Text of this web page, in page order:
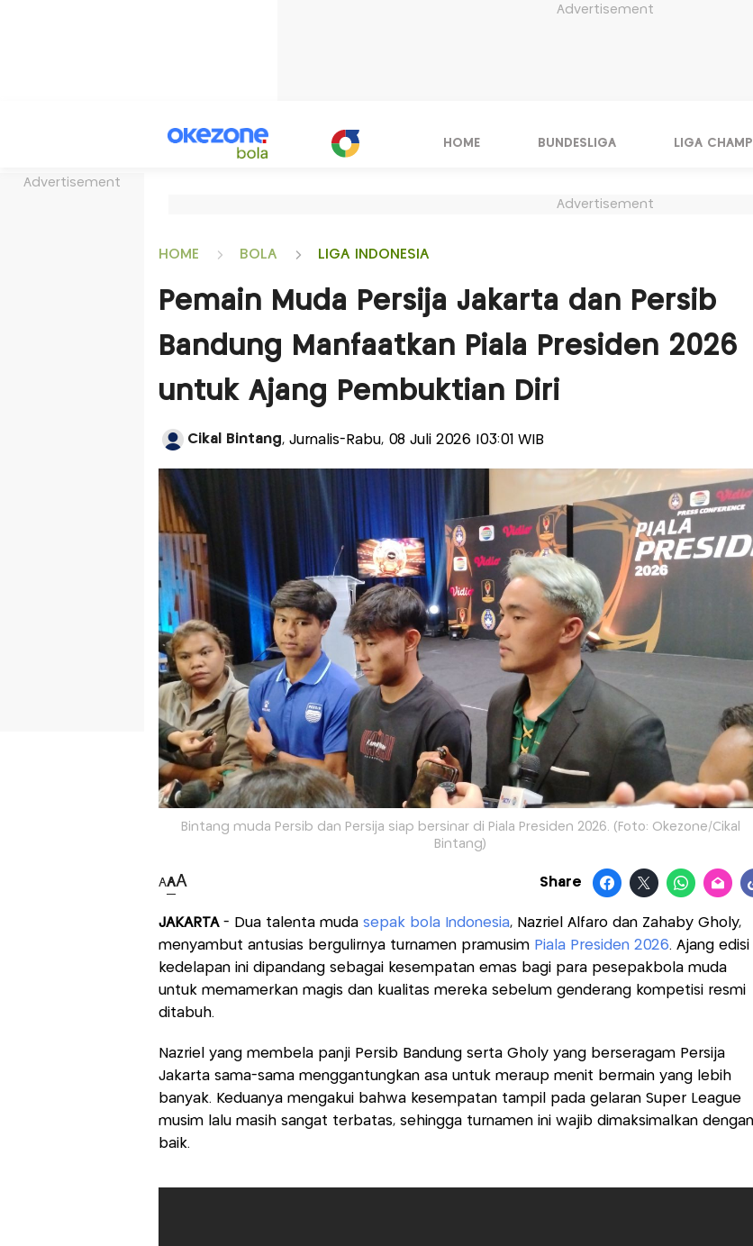
Advertisement
Advertisement
HOME BUNDESLIGA LIGA
Advertisement
HOME BOLA LIGA INDONESIA
Pemain Muda Persija Jakarta dan Persib
Bandung Manfaatkan Piala Presiden 2026
untuk Ajang Pembuktian Diri
Cikal Bintang, Jurnalis-Rabu, 08 Juli 2026 |03:01 WIB
Bintang muda Persib dan Persija siap bersinar di Piala Presiden 2026. (Foto: Okezone/Cikal
Bintang)
AAA Share
JAKARTA - Dua talenta muda sepak bola Indonesia, Nazriel Alfaro dan Zahaby Gholy,
menyambut antusias bergulirnya turnamen pramusim Piala Presiden 2026. Ajang edisi
kedelapan ini dipandang sebagai kesempatan emas bagi para pesepakbola muda
untuk memamerkan magis dan kualitas mereka sebelum genderang kompetisi resmi
ditabuh.
Nazriel yang membela panji Persib Bandung serta Gholy yang berseragam Persija
Jakarta sama-sama menggantungkan asa untuk meraup menit bermain yang lebih
banyak. Keduanya mengakui bahwa kesempatan tampil pada gelaran Super League
musim lalu masih sangat terbatas, sehingga turnamen ini wajib dimaksimalkan dengan
baik.